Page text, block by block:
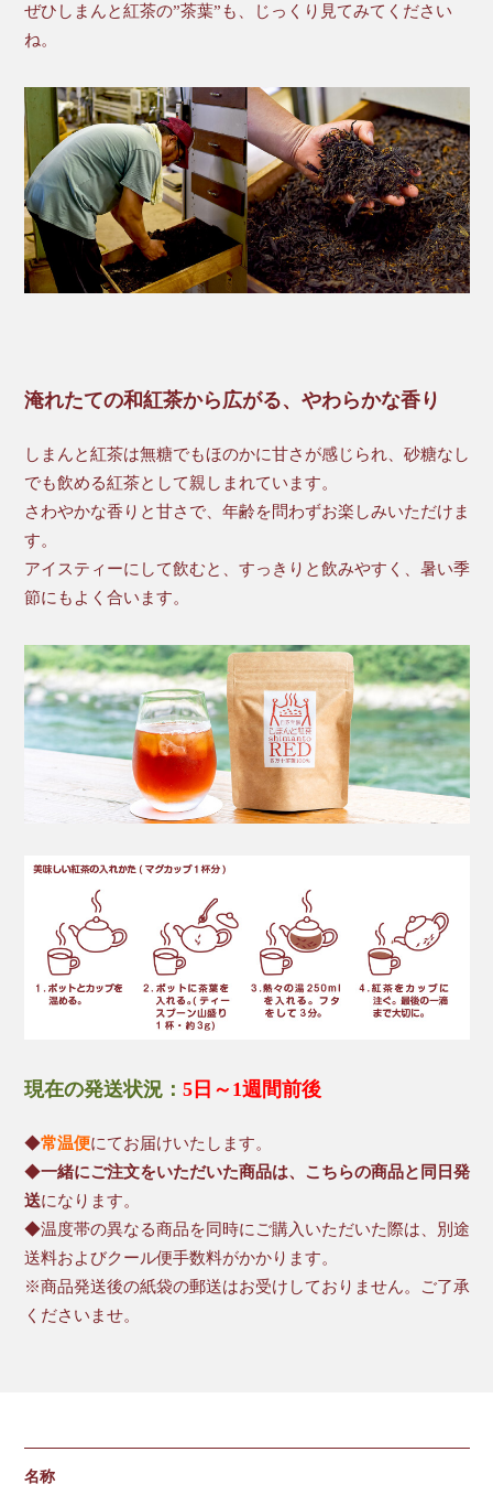
ぜひしまんと紅茶の”茶葉”も、じっくり見てみてください
ね。
淹れたての和紅茶から広がる、やわらかな香り
しまんと紅茶は無糖でもほのかに甘さが感じられ、砂糖なし
でも飲める紅茶として親しまれています。
さわやかな香りと甘さで、年齢を問わずお楽しみいただけま
す。
アイスティーにして飲むと、すっきりと飲みやすく、暑い季
節にもよく合います。
現在の発送状況： 5日～1週間前後
◆常温便にてお届けいたします。
◆一緒にご注文をいただいた商品は、こちらの商品と同日発
送になります。
◆温度帯の異なる商品を同時にご購入いただいた際は、別途
送料およびクール便手数料がかかります。
※商品発送後の紙袋の郵送はお受けしておりません。ご了承
くださいませ。
名称